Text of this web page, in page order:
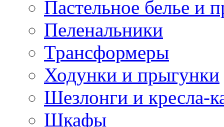
Пастельное белье и
Пеленальники
Трансформеры
Ходунки и прыгунки
Шезлонги и кресла-
Шкафы